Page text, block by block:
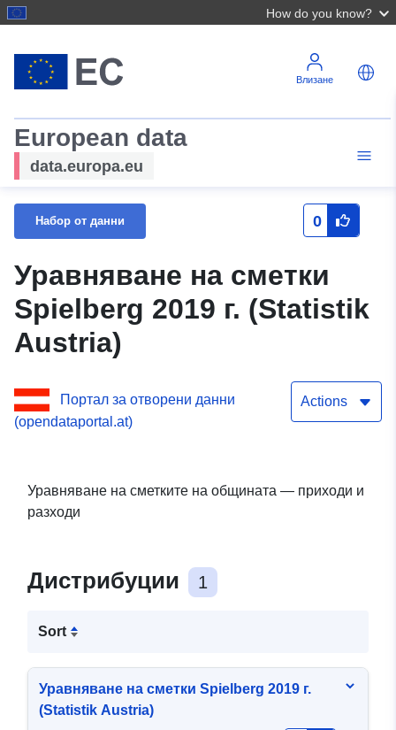
How do you know?
Влизане
European data
data.europa.eu
Набор от данни 0
Уравняване на сметки
Spielberg 2019 г. (Statistik
Austria)
Портал за отворени данни
(opendataportal.at)
Actions
Уравняване на сметките на общината — приходи и
разходи
Дистрибуции 1
Sort
Уравняване на сметки Spielberg 2019 г.
(Statistik Austria)